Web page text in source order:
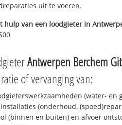
uit te voeren.
hulp van een loodgieter in
Antwerpen Berchem
of vervanging van:
(water- en
installaties (onderhoud,
(binnen en buiten) en afvoer